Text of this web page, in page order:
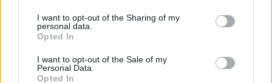
I want to opt-out of the Sharing of my
personal data.
Opted In
I want to opt-out of the Sale of my
Personal Data.
Opted In
Prodej hybridních vozů se do
konce července zvýšil o 16